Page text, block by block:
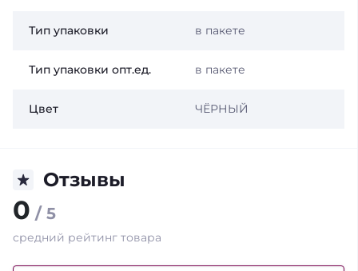
Тип упаковки в пакете
Тип упаковки опт.ед. в пакете
Цвет ЧЁРНЫЙ
Отзывы
0 / 5
средний рейтинг товара